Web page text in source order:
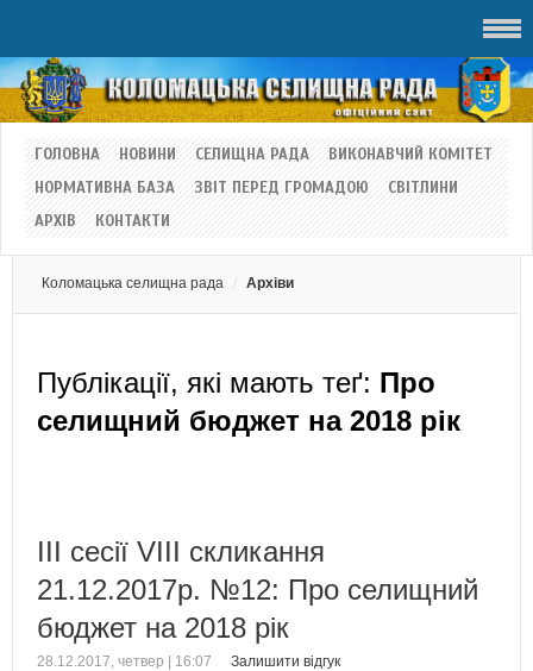
ГОЛОВНА НОВИНИ СЕЛИЩНА РАДА
ВИКОНАВЧИЙ КОМІТЕТ
НОРМАТИВНА БАЗА
ЗВІТ ПЕРЕД ГРОМАДОЮ
СВІТЛИНИ
АРХІВ
КОНТАКТИ
Коломацька селищна рада Архіви
Публікації, які мають теґ: Про
селищний бюджет на 2018 рік
ІII сесії VІІІ скликання
21.12.2017р. №12: Про селищний
бюджет на 2018 рік
28.12.2017, четвер | 16:07 Залишити відгук